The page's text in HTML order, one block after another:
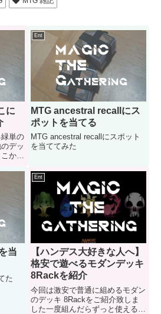
に
単の
デッ
から
Ent
MTG ancestral recallにス
ポットを当てる
MTG ancestral recallにスポット
を当ててみた
当
た
Ent
【ハンデス大好きな人へ】
格安で遊べるモダンデッキ
8Rackを紹介
今回は激安で普通に組めるモダン
のデッキ 8Rackをご紹介致しま
した一度組んだらずっと使えるデ